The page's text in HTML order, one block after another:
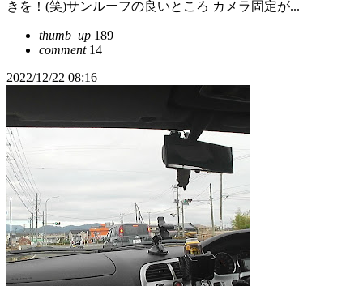
きを！(笑)サンルーフの良いところ カメラ固定が...
thumb_up 189
comment14
2022/12/22 08:16